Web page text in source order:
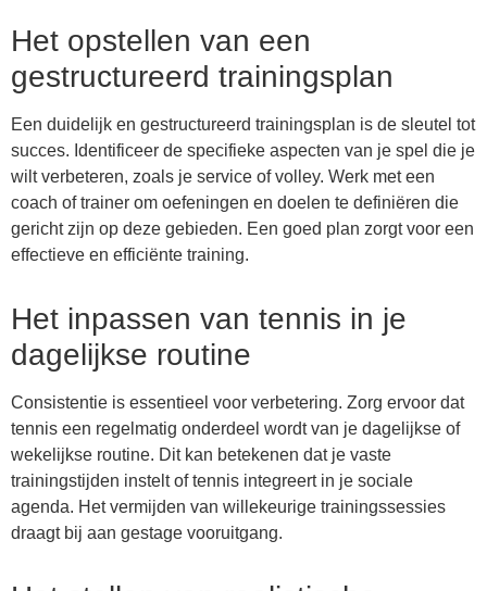
Het opstellen van een
gestructureerd trainingsplan
Een duidelijk en gestructureerd trainingsplan is de sleutel tot
succes. Identificeer de specifieke aspecten van je spel die je
wilt verbeteren, zoals je service of volley. Werk met een
coach of trainer om oefeningen en doelen te definiëren die
gericht zijn op deze gebieden. Een goed plan zorgt voor een
effectieve en efficiënte training.
Het inpassen van tennis in je
dagelijkse routine
Consistentie is essentieel voor verbetering. Zorg ervoor dat
tennis een regelmatig onderdeel wordt van je dagelijkse of
wekelijkse routine. Dit kan betekenen dat je vaste
trainingstijden instelt of tennis integreert in je sociale
agenda. Het vermijden van willekeurige trainingssessies
draagt bij aan gestage vooruitgang.